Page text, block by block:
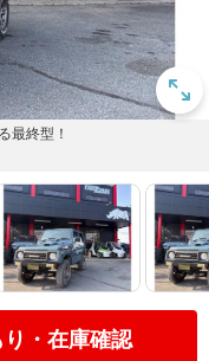
最終型！
り・在庫確認